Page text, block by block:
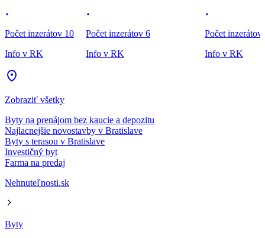
Počet inzerátov 10
Info v RK
Počet inzerátov 6
Info v RK
Počet inzerátov
Info v RK
Zobraziť všetky
Byty na prenájom bez kaucie a depozitu
Najlacnejšie novostavby v Bratislave
Byty s terasou v Bratislave
Investičný byt
Farma na predaj
Nehnuteľnosti.sk
Byty